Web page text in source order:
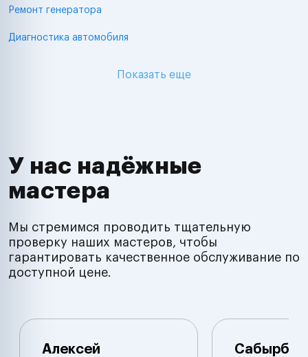
Ремонт генератора
Диагностика автомобиля
Показать еще
У нас надёжные
мастера
Мы стремимся проводить тщательную
проверку наших мастеров, чтобы
гарантировать качественное обслуживание по
доступной цене.
Алексей Сабырбек